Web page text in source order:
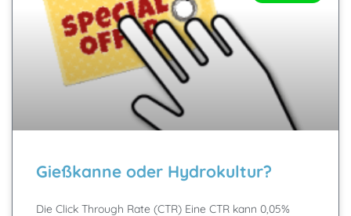
Gießkanne oder Hydrokultur?
Die Click Through Rate (CTR) Eine CTR kann 0,05%